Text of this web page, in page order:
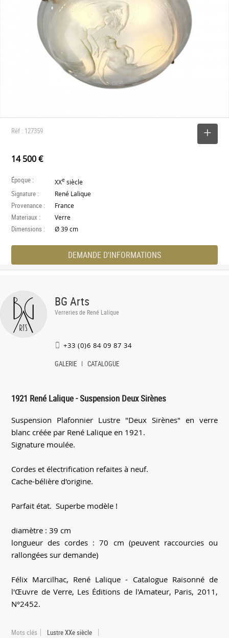
Réf : 127359
14 500 €
Époque : XXe siècle
Signature : René Lalique
Provenance : France
Materiaux : Verre
Dimensions : Ø 39 cm
DEMANDE D'INFORMATIONS
BG Arts
Verreries de René Lalique
+33 (0)6 84 09 87 34
GALERIE CATALOGUE
1921 René Lalique - Suspension Deux Sirènes
Suspension Plafonnier Lustre "Deux Sirènes" en verre
blanc créée par René Lalique en 1921.
Signature moulée.
Cordes et électrification refaites à neuf.
Cache-bélière d'origine.
Parfait état. Superbe modèle !
diamètre : 39 cm
longueur des cordes : 70 cm (peuvent raccourcies ou
rallongées sur demande)
Félix Marcilhac, René Lalique - Catalogue Raisonné de
l'Œuvre de Verre, Les Éditions de l'Amateur, Paris, 2011,
N°2452.
Mots clés Lustre XXe siècle